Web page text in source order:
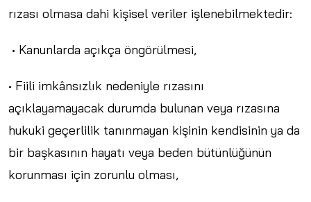
rızası olmasa dahi kişisel veriler işlenebilmektedir:
• Kanunlarda açıkça öngörülmesi,
• Fiili imkânsızlık nedeniyle rızasını
açıklayamayacak durumda bulunan veya rızasına
hukuki geçerlilik tanınmayan kişinin kendisinin ya da
bir başkasının hayatı veya beden bütünlüğünün
korunması için zorunlu olması,